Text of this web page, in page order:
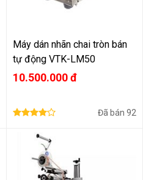
Máy dán nhãn chai tròn bán
tự động VTK-LM50
10.500.000 đ
Đã bán 92